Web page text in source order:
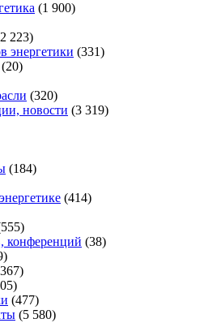
(1 900)
223)
энергетики (331)
(20)
(320)
новости (3 319)
(184)
(414)
конференций (38)
(477)
(5 580)